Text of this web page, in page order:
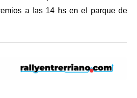
a las 14 hs en el parque de